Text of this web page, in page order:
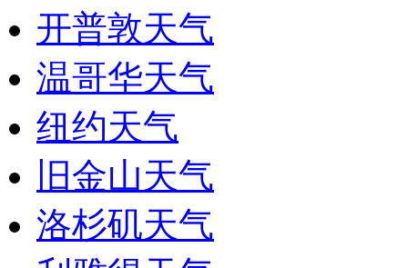
开普敦天气
温哥华天气
纽约天气
旧金山天气
洛杉矶天气